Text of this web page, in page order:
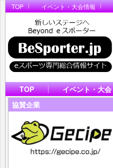
TOP イベント・大会情報
TOP イベント・大会
協賛企業